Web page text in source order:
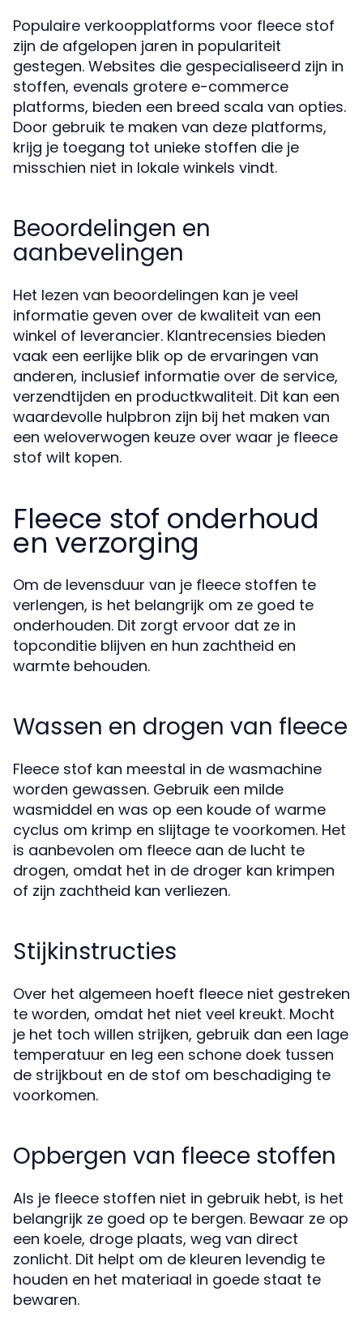
Populaire verkoopplatforms voor fleece stof
zijn de afgelopen jaren in populariteit
gestegen. Websites die gespecialiseerd zijn in
stoffen, evenals grotere e-commerce
platforms, bieden een breed scala van opties.
Door gebruik te maken van deze platforms,
krijg je toegang tot unieke stoffen die je
misschien niet in lokale winkels vindt.
Beoordelingen en
aanbevelingen
Het lezen van beoordelingen kan je veel
informatie geven over de kwaliteit van een
winkel of leverancier. Klantrecensies bieden
vaak een eerlijke blik op de ervaringen van
anderen, inclusief informatie over de service,
verzendtijden en productkwaliteit. Dit kan een
waardevolle hulpbron zijn bij het maken van
een weloverwogen keuze over waar je fleece
stof wilt kopen.
Fleece stof onderhoud
en verzorging
Om de levensduur van je fleece stoffen te
verlengen, is het belangrijk om ze goed te
onderhouden. Dit zorgt ervoor dat ze in
topconditie blijven en hun zachtheid en
warmte behouden.
Wassen en drogen van fleece
Fleece stof kan meestal in de wasmachine
worden gewassen. Gebruik een milde
wasmiddel en was op een koude of warme
cyclus om krimp en slijtage te voorkomen. Het
is aanbevolen om fleece aan de lucht te
drogen, omdat het in de droger kan krimpen
of zijn zachtheid kan verliezen.
Stijkinstructies
Over het algemeen hoeft fleece niet gestreken
te worden, omdat het niet veel kreukt. Mocht
je het toch willen strijken, gebruik dan een lage
temperatuur en leg een schone doek tussen
de strijkbout en de stof om beschadiging te
voorkomen.
Opbergen van fleece stoffen
Als je fleece stoffen niet in gebruik hebt, is het
belangrijk ze goed op te bergen. Bewaar ze op
een koele, droge plaats, weg van direct
zonlicht. Dit helpt om de kleuren levendig te
houden en het materiaal in goede staat te
bewaren.